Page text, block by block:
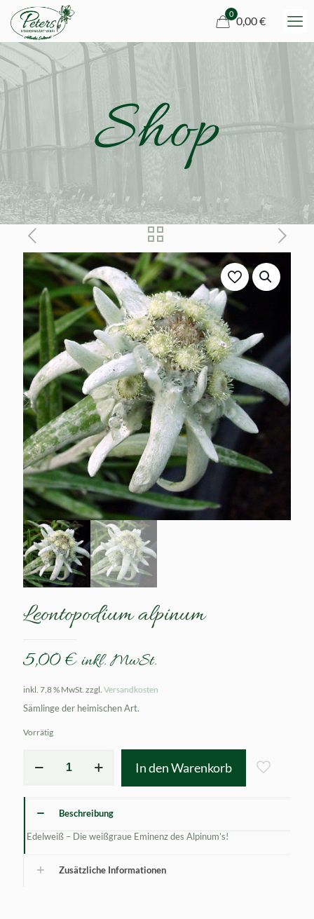
0
0,00 €
Shop
Leontopodium alpinum
5,00€ inkl. MwSt.
inkl. 7,8 % MwSt. zzgl. Versandkosten
Sämlinge der heimischen Art.
Vorrätig
alpinum
In den Warenkorb
Beschreibung
Edelweiß – Die weißgraue Eminenz des Alpinum’s!
Zusätzliche Informationen